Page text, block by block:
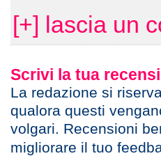
[+] lascia un
Scrivi la tua
La redazione si
qualora questi
volgari. Recensioni
migliorare il tuo